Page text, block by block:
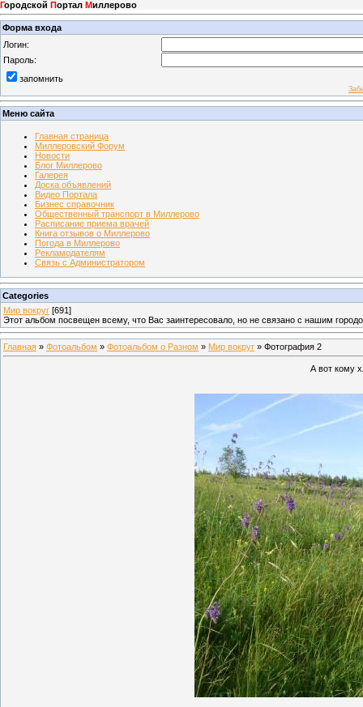
Городской Портал Миллерово
Форма входа
Логин:
Пароль:
запомнить
Меню сайта
Главная страница
Миллеровский Форум
Новости
Блог Миллерово
Галерея
Доска объявлений
Видео Портала
Бизнес справочник
Общественный транспорт в Миллерово
Расписание приема врачей
Книга отзывов о Миллерово
Погода в Миллерово
Рекламодателям
Связь с Администратором
Categories
Мир вокруг [691]
Этот альбом посвещен всему, что Вас заинтересовало, но не связано с нашим
Главная » Фотоальбом » Фотоальбом о Разном » Мир вокруг » Фотография 2
А вот кому